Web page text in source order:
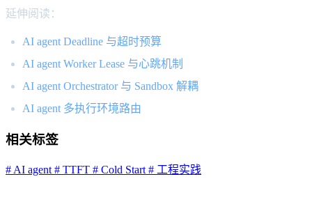
延伸阅读：
AI agent Deadline 与超时预算
AI agent Worker Lease 与心跳机制
AI agent Orchestrator 与 Sandbox 解耦
AI agent 多执行环境路由
相关标签
# AI agent # TTFT # Cold Start # 工程实践